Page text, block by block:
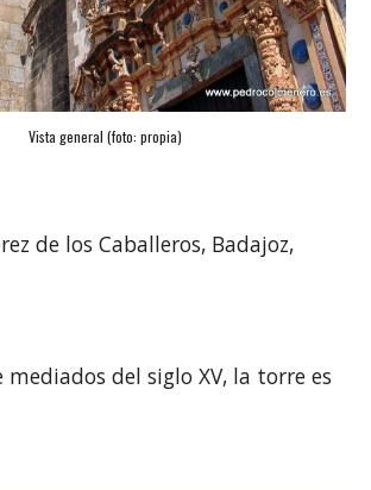
Vista general (foto: propia)
de los Caballeros, Badajoz,
mediados del siglo XV, la torre es